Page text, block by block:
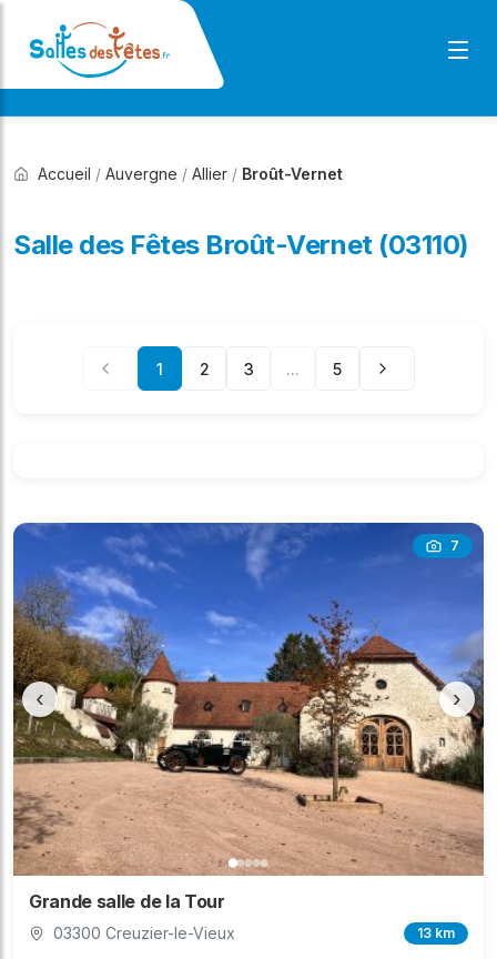
Accueil / Auvergne / Allier / Broût-Vernet
Salle des Fêtes Broût-Vernet (03110)
1 2 3 ... 5
7
‹ ›
Grande salle de la Tour
03300 Creuzier-le-Vieux 13 km